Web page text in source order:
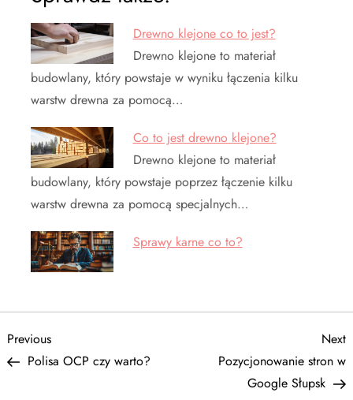
Drewno klejone co to jest?
Drewno klejone to materiał
budowlany, który powstaje w wyniku łączenia kilku
warstw drewna za pomocą…
Co to jest drewno klejone?
Drewno klejone to materiał
budowlany, który powstaje poprzez łączenie kilku
warstw drewna za pomocą specjalnych…
Sprawy karne co to?
N
Previous
Post
Previous
Polisa OCP czy warto?
Next
Pozycjonowanie stron w
Google Słupsk